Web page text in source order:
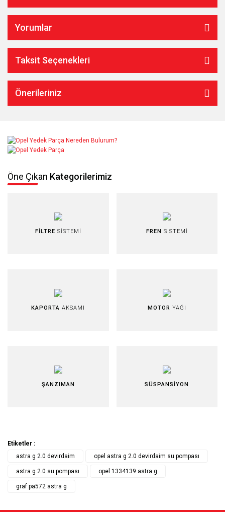
Yorumlar
Taksit Seçenekleri
Önerileriniz
Öne Çıkan Kategorilerimiz
FİLTRE SİSTEMİ FREN SİSTEMİ
KAPORTA AKSAMI MOTOR YAĞI
ŞANZIMAN SÜSPANSİYON
Etiketler :
astra g 2.0 devirdaim
opel astra g 2.0 devirdaim su pompası
astra g 2.0 su pompası opel 1334139 astra g
graf pa572 astra g